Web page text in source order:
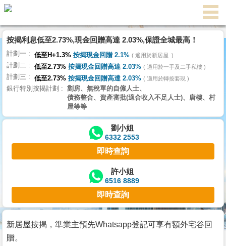
代
理
主
頁
搵
樓/
交
業
主
宅
谷
按
按揭利息低至2.73%,現金回贈高達 2.03%,保證全城最高！
計劃一 低至H+1.3% 按揭現金回贈 2.1% 適用於新居屋
計劃二 低至2.73% 按揭現金回贈高達 2.03% 適用於一手及二手私樓
計劃三 低至2.73% 按揭現金回贈高達 2.03% 適用於轉按套現
銀行特別按揭計劃
劏房、無稅單的自僱人士、
債務整合、資產審批(適合收入不足人士)、唐樓、村
屋等等
劉小姐
6332 2553
即時查詢
許小姐
6516 8889
即時查詢
新居屋按揭，準業主預先Whatsapp登記可享有額外宅谷回
贈。